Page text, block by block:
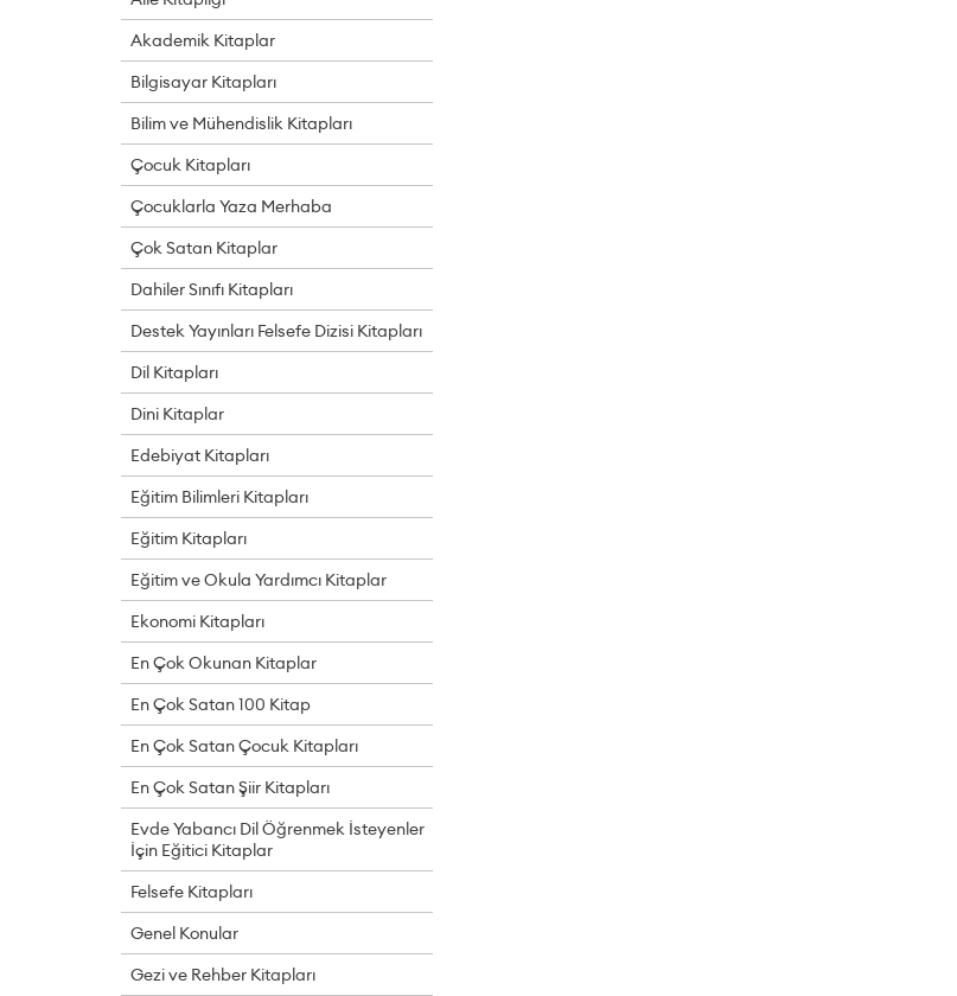
Akademik Kitaplar
Bilgisayar Kitapları
Bilim ve Mühendislik Kitapları
Çocuk Kitapları
Çocuklarla Yaza Merhaba
Çok Satan Kitaplar
Dahiler Sınıfı Kitapları
Destek Yayınları Felsefe Dizisi Kitapları
Dil Kitapları
Dini Kitaplar
Edebiyat Kitapları
Eğitim Bilimleri Kitapları
Eğitim Kitapları
Eğitim ve Okula Yardımcı Kitaplar
Ekonomi Kitapları
En Çok Okunan Kitaplar
En Çok Satan 100 Kitap
En Çok Satan Çocuk Kitapları
En Çok Satan Şiir Kitapları
Evde Yabancı Dil Öğrenmek İsteyenler
İçin Eğitici Kitaplar
Felsefe Kitapları
Genel Konular
Gezi ve Rehber Kitapları